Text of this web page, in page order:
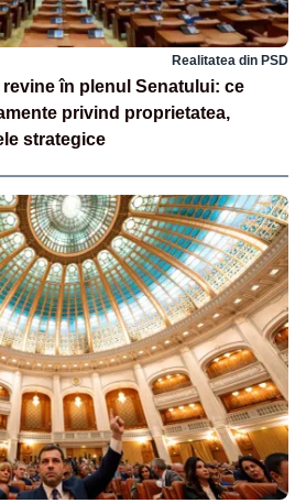
Realitatea din PSD
în plenul Senatului: ce
privind proprietatea,
strategice